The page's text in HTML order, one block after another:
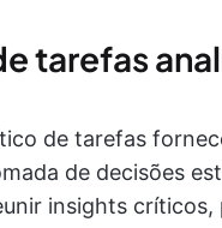
tarefas
de tarefas
de decisões
insights